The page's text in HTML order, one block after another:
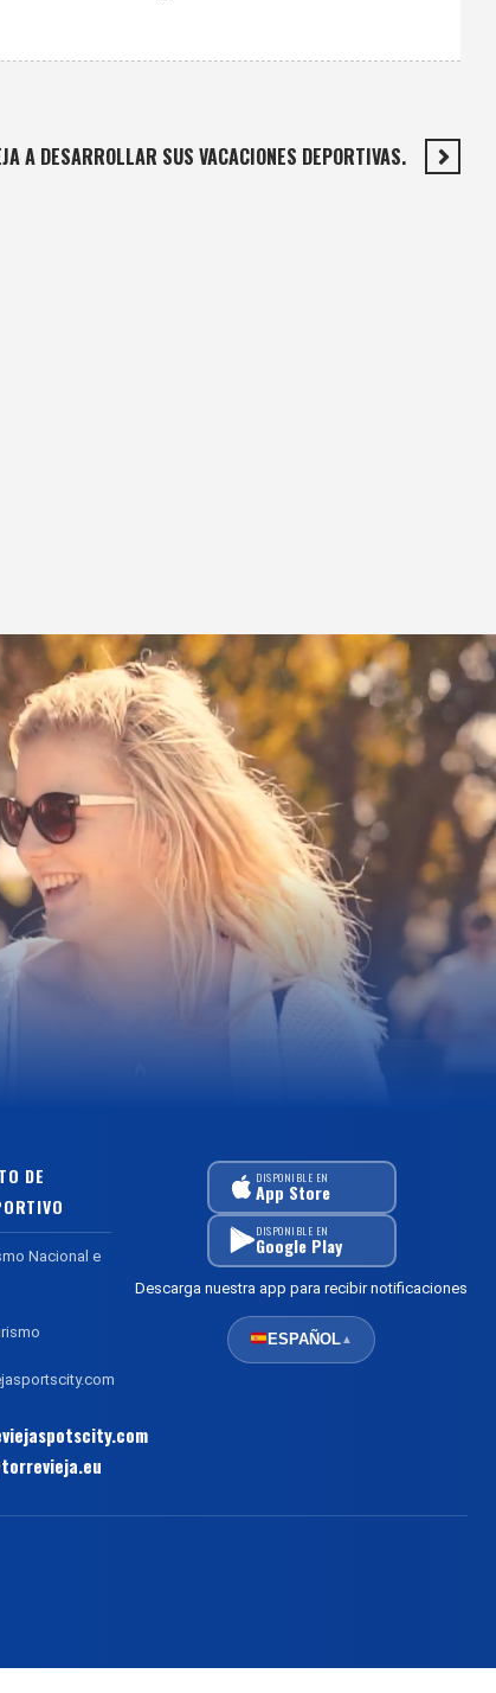
A DESARROLLAR SUS VACACIONES DEPORTIVAS.
DE
Nacional e
DISPONIBLE EN
App Store
DISPONIBLE EN
Google Play
Descarga nuestra app para recibir notificaciones
ESPAÑOL▲